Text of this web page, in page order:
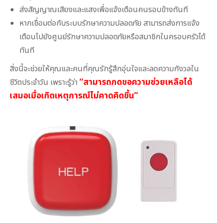
ส่งสัญญาณเสียงและแสงเพื่อแจ้งเตือนคนรอบข้างทันที
หากเชื่อมต่อกับระบบรักษาความปลอดภัย สามารถส่งการแจ้ง
เตือนไปยังศูนย์รักษาความปลอดภัยหรือสมาชิกในครอบครัวได้
ทันที
สิ่งนี้จะช่วยให้คุณและคนที่คุณรักรู้สึกอุ่นใจและลดความกังวลใน
ชีวิตประจำวัน เพราะรู้ว่า “สามารถกดขอความช่วยเหลือได้
เสมอเมื่อเกิดเหตุการณ์ไม่คาดคิดขึ้น”